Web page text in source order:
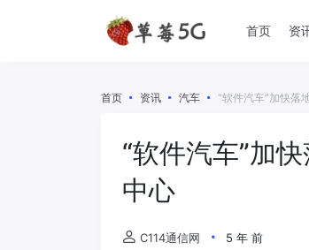
首页 资
首页 资讯 汽车 “软件汽车”加快落
“软件汽车”加
中心
C114通信网 5 年 前